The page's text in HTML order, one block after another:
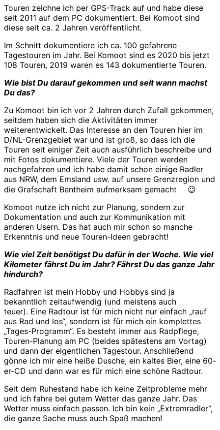
Touren zeichne ich per GPS-Track auf und habe diese
seit 2011 auf dem PC dokumentiert. Bei Komoot sind
diese seit ca. 2 Jahren veröffentlicht.
Im Schnitt dokumentiere ich ca. 100 gefahrene
Tagestouren im Jahr. Bei Komoot sind es 2020 bis jetzt
108 Touren, 2019 waren es 143 dokumentierte Touren.
Wie bist Du darauf gekommen und seit wann machst
Du das?
Zu Komoot bin ich vor 2 Jahren durch Zufall gekommen,
seitdem haben sich die Aktivitäten immer
weiterentwickelt. Das Interesse an den Touren hier im
D/NL-Grenzgebiet war und ist groß, so dass ich die
Touren seit einiger Zeit auch ausführlich beschreibe und
mit Fotos dokumentiere. Viele der Touren werden
nachgefahren und ich habe damit schon einige Radler
aus NRW, dem Emsland usw. auf unsere Grenzregion und
die Grafschaft Bentheim aufmerksam gemacht
😉
Komoot nutze ich nicht zur Planung, sondern zur
Dokumentation und auch zur Kommunikation mit
anderen Usern. Das hat auch mir schon so manche
Erkenntnis und neue Touren-Ideen gebracht!
Wie viel Zeit benötigst Du dafür in der Woche. Wie viel
Kilometer fährst Du im Jahr? Fährst Du das ganze Jahr
hindurch?
Radfahren ist mein Hobby und Hobbys sind ja
bekanntlich zeitaufwendig (und meistens auch
teuer). Eine Radtour ist für mich nicht nur einfach „rauf
aus Rad und los“, sondern ist für mich ein komplettes
„Tages-Programm“. Es besteht immer aus Radpflege,
Touren-Planung am PC (beides spätestens am Vortag)
und dann der eigentlichen Tagestour. Anschließend
gönne ich mir eine heiße Dusche, ein kaltes Bier, eine 60-
er-CD und dann war es für mich eine schöne Radtour.
Seit dem Ruhestand habe ich keine Zeitprobleme mehr
und ich fahre bei gutem Wetter das ganze Jahr. Das
Wetter muss einfach passen. Ich bin kein „Extremradler“,
die ganze Sache muss auch Spaß machen!